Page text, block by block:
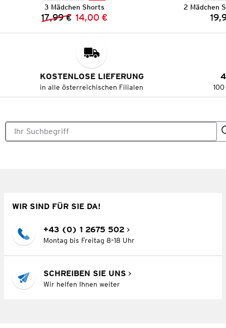
3 Mädchen Shorts
Vorheriger Preis:
17,99 € Neuer Preis:
14,00 €
2 Mädchen
KOSTENLOSE LIEFERUNG
in alle österreichischen Filialen
WIR SIND FÜR SIE DA!
+43 (0) 1 2675 502
Montag bis Freitag 8–18 Uhr
SCHREIBEN SIE UNS
Wir helfen Ihnen weiter